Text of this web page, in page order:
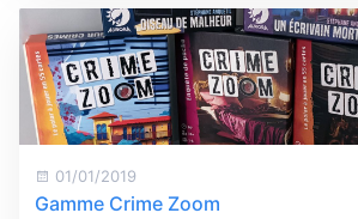
01/01/2019
Gamme Crime Zoom